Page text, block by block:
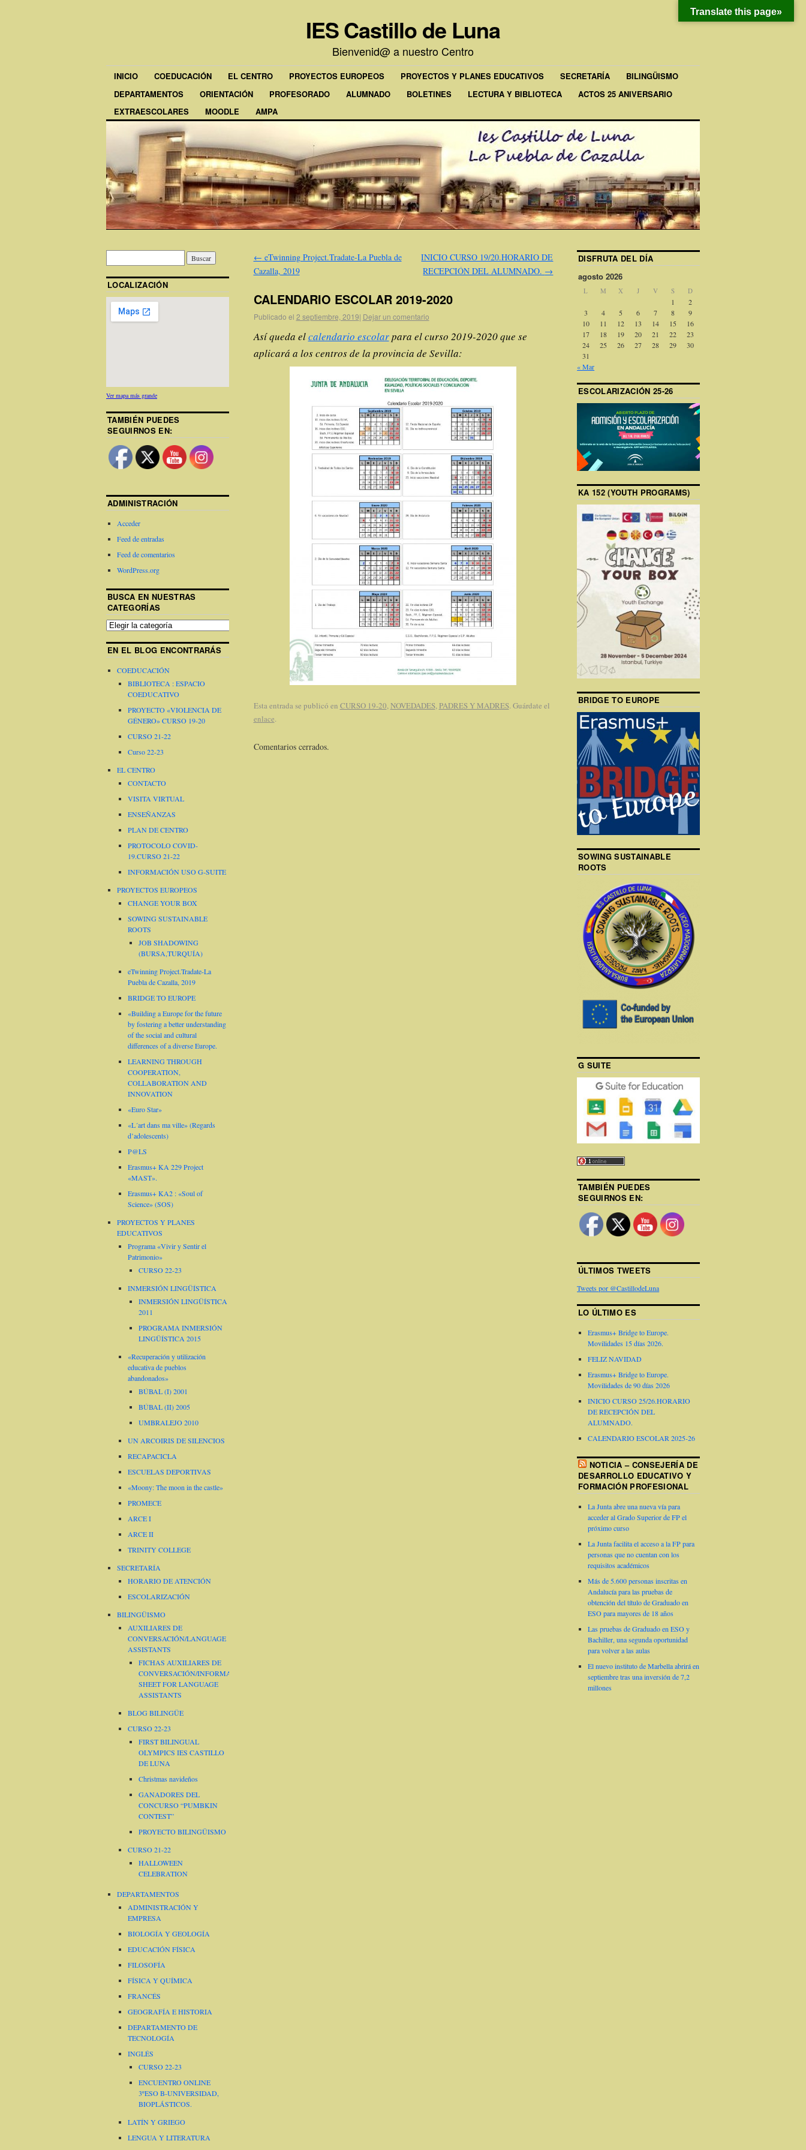
IES Castillo de Luna
Bienvenid@ a nuestro Centro
INICIO COEDUCACIÓN EL CENTRO PROYECTOS EUROPEOS PROYECTOS Y PLANES EDUCATIVOS SECRETARÍA
BILINGÜISMO
DEPARTAMENTOS
ORIENTACIÓN PROFESORADO ALUMNADO BOLETINES LECTURA Y BIBLIOTECA
ACTOS 25 ANIVERSARIO
EXTRAESCOLARES
MOODLE AMPA
← eTwinning Project.Tradate-La Puebla de
Cazalla, 2019
INICIO CURSO 19/20.HORARIO DE
RECEPCIÓN DEL ALUMNADO. →
CALENDARIO ESCOLAR 2019-2020
Publicado el 2 septiembre, 2019| Dejar un comentario
Así queda elcalendario escolarpara el curso 2019-2020 que se
aplicará a los centros de la provincia de Sevilla:
Esta entrada se publicó en CURSO 19-20,NOVEDADES, PADRES Y MADRES. Guárdate el
enlace.
Comentarios cerrados.
LOCALIZACIÓN
Ver mapa más grande
TAMBIÉN PUEDES
SEGUIRNOS EN:
ADMINISTRACIÓN
Acceder
Feed de entradas
Feed de comentarios
WordPress.org
BUSCA EN NUESTRAS
CATEGORÍAS
EN EL BLOG ENCONTRARÁS
COEDUCACIÓN
BIBLIOTECA : ESPACIO
COEDUCATIVO
PROYECTO «VIOLENCIA DE
GÉNERO» CURSO 19-20
CURSO 21-22
Curso 22-23
EL CENTRO
CONTACTO
VISITA VIRTUAL
ENSEÑANZAS
PLAN DE CENTRO
PROTOCOLO COVID-
19.CURSO 21-22
INFORMACIÓN USO G-SUITE
PROYECTOS EUROPEOS
CHANGE YOUR BOX
SOWING SUSTAINABLE
ROOTS
JOB SHADOWING
(BURSA,TURQUÍA)
eTwinning Project.Tradate-La
Puebla de Cazalla, 2019
BRIDGE TO EUROPE
«Building a Europe for the future
by fostering a better understanding
of the social and cultural
differences of a diverse Europe.
LEARNING THROUGH
COOPERATION,
COLLABORATION AND
INNOVATION
«Euro Star»
«L´art dans ma ville» (Regards
d’adolescents)
P@LS
Erasmus+ KA 229 Project
«MAST».
Erasmus+ KA2 : «Soul of
Science» (SOS)
PROYECTOS Y PLANES
EDUCATIVOS
Programa «Vivir y Sentir el
Patrimonio»
CURSO 22-23
INMERSIÓN LINGÜÍSTICA
INMERSIÓN LINGÜÍSTICA
2011
PROGRAMA INMERSIÓN
LINGÜÍSTICA 2015
«Recuperación y utilización
educativa de pueblos
abandonados»
BÚBAL (I) 2001
BÚBAL (II) 2005
UMBRALEJO 2010
UN ARCOIRIS DE SILENCIOS
RECAPACICLA
ESCUELAS DEPORTIVAS
«Moony: The moon in the castle»
PROMECE
ARCE I
ARCE II
TRINITY COLLEGE
SECRETARÍA
HORARIO DE ATENCIÓN
ESCOLARIZACIÓN
BILINGÜISMO
AUXILIARES DE
CONVERSACIÓN/LANGUAGE
ASSISTANTS
FICHAS AUXILIARES DE
CONVERSACIÓN/INFORMATION
SHEET FOR LANGUAGE
ASSISTANTS
BLOG BILINGÜE
CURSO 22-23
FIRST BILINGUAL
OLYMPICS IES CASTILLO
DE LUNA
Christmas navideños
GANADORES DEL
CONCURSO “PUMBKIN
CONTEST”
PROYECTO BILINGÜISMO
CURSO 21-22
HALLOWEEN
CELEBRATION
DEPARTAMENTOS
ADMINISTRACIÓN Y
EMPRESA
BIOLOGÍA Y GEOLOGÍA
EDUCACIÓN FÍSICA
FILOSOFÍA
FÍSICA Y QUÍMICA
FRANCÉS
GEOGRAFÍA E HISTORIA
DEPARTAMENTO DE
TECNOLOGÍA
INGLÉS
CURSO 22-23
ENCUENTRO ONLINE
3ºESO B-UNIVERSIDAD,
BIOPLÁSTICOS.
LATÍN Y GRIEGO
LENGUA Y LITERATURA
DISFRUTA DEL DÍA
agosto 2026
L M X J V S D
1
2
3
4 5 6 7 8
9
10
11 12 13 14 15
16
17
18 19 20 21 22
23
24
25 26 27 28 29
30
31
« Mar
ESCOLARIZACIÓN 25-26
KA 152 (YOUTH PROGRAMS)
BRIDGE TO EUROPE
SOWING SUSTAINABLE
ROOTS
G SUITE
TAMBIÉN PUEDES
SEGUIRNOS EN:
ÚLTIMOS TWEETS
Tweets por @CastillodeLuna
LO ÚLTIMO ES
Erasmus+ Bridge to Europe.
Movilidades 15 días 2026.
FELIZ NAVIDAD
Erasmus+ Bridge to Europe.
Movilidades de 90 días 2026
INICIO CURSO 25/26.HORARIO
DE RECEPCIÓN DEL
ALUMNADO.
CALENDARIO ESCOLAR 2025-26
NOTICIA – CONSEJERÍA DE
DESARROLLO EDUCATIVO Y
FORMACIÓN PROFESIONAL
La Junta abre una nueva vía para
acceder al Grado Superior de FP el
próximo curso
La Junta facilita el acceso a la FP para
personas que no cuentan con los
requisitos académicos
Más de 5.600 personas inscritas en
Andalucía para las pruebas de
obtención del título de Graduado en
ESO para mayores de 18 años
Las pruebas de Graduado en ESO y
Bachiller, una segunda oportunidad
para volver a las aulas
El nuevo instituto de Marbella abrirá en
septiembre tras una inversión de 7,2
millones
Translate this page»